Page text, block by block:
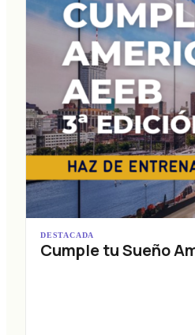
DESTACADA
Cumple tu Sueño